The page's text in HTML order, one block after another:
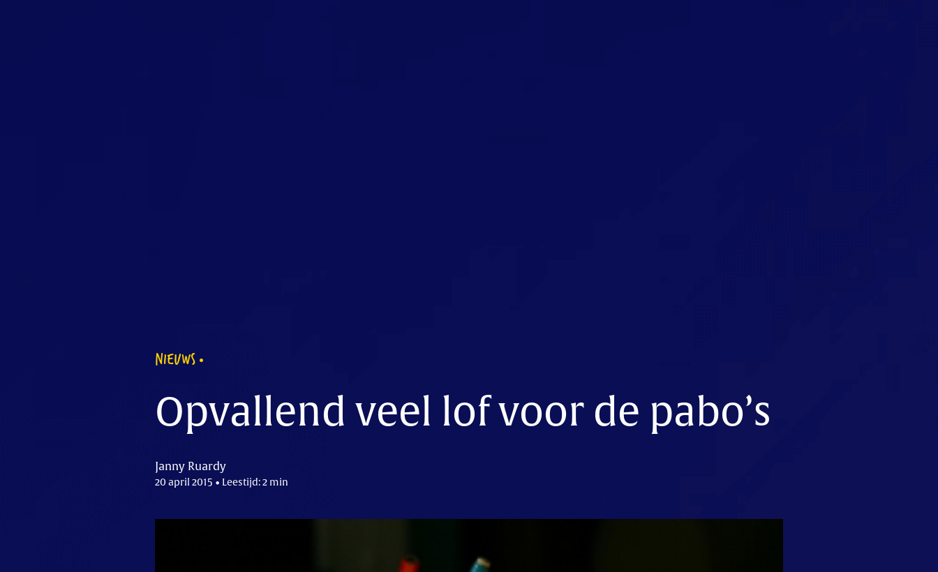
NIEUWS
Opvallend veel lof voor de pabo’s
Janny Ruardy
20 april 2015 • Leestijd: 2 min